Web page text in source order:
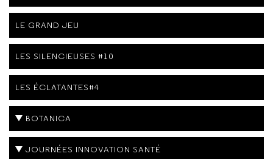
LE GRAND JEU
LES SILENCIEUSES #10
LES ÉCLATANTES#4
BOTANICA
JOURNÉES INNOVATION SANTÉ